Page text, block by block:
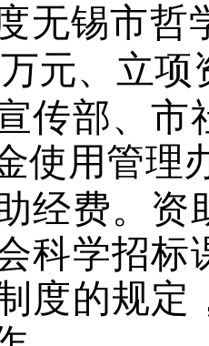
无锡市哲
万元、 立项
传部、市
使用管理
经费。资
科学招标
度的规定